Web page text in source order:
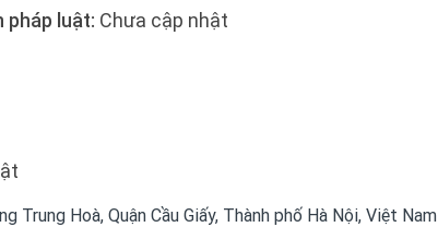
pháp luật: Chưa cập nhật
Trung Hoà, Quận Cầu Giấy, Thành phố Hà Nội, Việt Nam